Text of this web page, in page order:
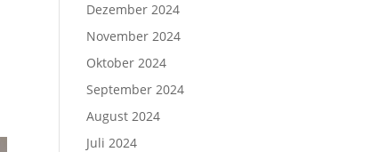
Dezember 2024
November 2024
Oktober 2024
September 2024
August 2024
Juli 2024